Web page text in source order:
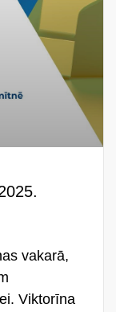
vakarā,
Viktorīna